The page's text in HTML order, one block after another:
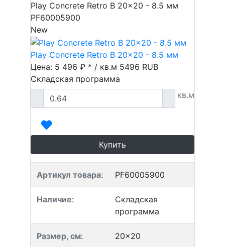
Play Concrete Retro B 20x20 - 8.5 мм
PF60005900
New
Play Concrete Retro B 20x20 - 8.5 мм
Цена: 5 496 ₽ * / кв.м 5496 RUB
Складская программа
кв.м
Купить
Артикул товара: PF60005900
Наличие:
Складская
программа
Размер, см: 20x20